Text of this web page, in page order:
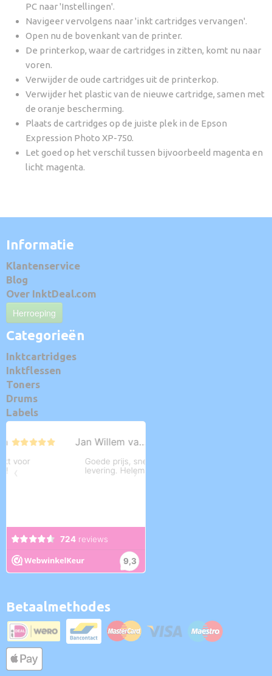
PC naar 'Instellingen'.
Navigeer vervolgens naar 'inkt cartridges vervangen'.
Open nu de bovenkant van de printer.
De printerkop, waar de cartridges in zitten, komt nu naar
voren.
Verwijder de oude cartridges uit de printerkop.
Verwijder het plastic van de nieuwe cartridge, samen met
de oranje bescherming.
Plaats de cartridges op de juiste plek in de Epson
Expression Photo XP-750.
Let goed op het verschil tussen bijvoorbeeld magenta en
licht magenta.
Informatie
Klantenservice
Blog
Over InktDeal.com
Herroeping
Categorieën
Inktcartridges
Inktflessen
Toners
Drums
Labels
Betaalmethodes